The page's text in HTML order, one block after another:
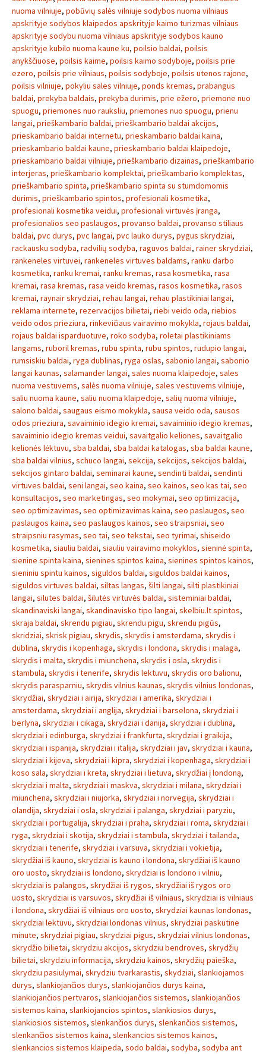
nuoma vilniuje, pobūvių salės vilniuje sodybos nuoma vilniaus
apskrityje sodybos klaipedos apskrityje kaimo turizmas vilniaus
apskrityje sodybu nuoma vilniaus apskrityje sodybos kauno
apskrityje kubilo nuoma kaune ku, poilsio baldai, poilsis
anykščiuose, poilsis kaime, poilsis kaimo sodyboje, poilsis prie
ezero, poilsis prie vilniaus, poilsis sodyboje, poilsis utenos rajone,
poilsis vilniuje, pokyliu sales vilniuje, ponds kremas, prabangus
baldai, prekyba baldais, prekyba durimis, prie ežero, priemone nuo
spuogu, priemones nuo rauksliu, priemones nuo spuogu, prienu
langai, prieškambario baldai, prieškambario baldai akcijos,
prieskambario baldai internetu, prieskambario baldai kaina,
prieskambario baldai kaune, prieskambario baldai klaipedoje,
prieskambario baldai vilniuje, prieškambario dizainas, prieškambario
interjeras, prieškambario komplektai, prieškambario komplektas,
prieškambario spinta, prieškambario spinta su stumdomomis
durimis, prieškambario spintos, profesionali kosmetika,
profesionali kosmetika veidui, profesionali virtuvės įranga,
profesionalios seo paslaugos, provanso baldai, provanso stiliaus
baldai, pvc durys, pvc langai, pvc lauko durys, pygus skrydziai,
rackausku sodyba, radvilių sodyba, raguvos baldai, rainer skrydziai,
rankeneles virtuvei, rankeneles virtuves baldams, ranku darbo
kosmetika, ranku kremai, ranku kremas, rasa kosmetika, rasa
kremai, rasa kremas, rasa veido kremas, rasos kosmetika, rasos
kremai, raynair skrydziai, rehau langai, rehau plastikiniai langai,
reklama internete, rezervacijos bilietai, riebi veido oda, riebios
veido odos prieziura, rinkevičiaus vairavimo mokykla, rojaus baldai,
rojaus baldai isparduotuve, roko sodyba, roletai plastikiniams
langams, ruboril kremas, rubu spinta, rubu spintos, rudupio langai,
rumsiskiu baldai, ryga dublinas, ryga oslas, sabonio langai, sabonio
langai kaunas, salamander langai, sales nuoma klaipedoje, sales
nuoma vestuvems, salės nuoma vilniuje, sales vestuvems vilniuje,
saliu nuoma kaune, saliu nuoma klaipedoje, salių nuoma vilniuje,
salono baldai, saugaus eismo mokykla, sausa veido oda, sausos
odos prieziura, savaiminio idegio kremai, savaiminio idegio kremas,
savaiminio idegio kremas veidui, savaitgalio keliones, savaitgalio
kelionės lėktuvu, sba baldai, sba baldai katalogas, sba baldai kaune,
sba baldai vilnius, schuco langai, sekcija, sekcijos, sekcijos baldai,
sekcijos gintaro baldai, seminarai kaune, sendinti baldai, sendinti
virtuves baldai, seni langai, seo kaina, seo kainos, seo kas tai, seo
konsultacijos, seo marketingas, seo mokymai, seo optimizacija,
seo optimizavimas, seo optimizavimas kaina, seo paslaugos, seo
paslaugos kaina, seo paslaugos kainos, seo straipsniai, seo
straipsniu rasymas, seo tai, seo tekstai, seo tyrimai, shiseido
kosmetika, siauliu baldai, siauliu vairavimo mokyklos, sieninė spinta,
sienine spinta kaina, sienines spintos kaina, sienines spintos kainos,
sieniniu spintu kainos, siguldos baldai, siguldos baldai kainos,
siguldos virtuves baldai, siltas langas, šilti langai, silti plastikiniai
langai, silutes baldai, šilutės virtuvės baldai, sisteminiai baldai,
skandinaviski langai, skandinavisko tipo langai, skelbiu.lt spintos,
skraja baldai, skrendu pigiau, skrendu pigu, skrendu pigūs,
skridziai, skrisk pigiau, skrydis, skrydis i amsterdama, skrydis i
dublina, skrydis i kopenhaga, skrydis i londona, skrydis i malaga,
skrydis i malta, skrydis i miunchena, skrydis i osla, skrydis i
stambula, skrydis i tenerife, skrydis lektuvu, skrydis oro balionu,
skrydis parasparniu, skrydis vilnius kaunas, skrydis vilnius londonas,
skrydžiai, skrydziai i airija, skrydziai i amerika, skrydziai i
amsterdama, skrydziai i anglija, skrydziai i barselona, skrydziai i
berlyna, skrydziai i cikaga, skrydziai i danija, skrydziai i dublina,
skrydziai i edinburga, skrydziai i frankfurta, skrydziai i graikija,
skrydziai i ispanija, skrydziai i italija, skrydziai i jav, skrydziai i kauna,
skrydziai i kijeva, skrydziai i kipra, skrydziai i kopenhaga, skrydziai i
koso sala, skrydziai i kreta, skrydziai i lietuva, skrydžiai į londoną,
skrydziai i malta, skrydziai i maskva, skrydziai i milana, skrydziai i
miunchena, skrydziai i niujorka, skrydziai i norvegija, skrydziai i
olandija, skrydziai i osla, skrydziai i palanga, skrydziai i paryziu,
skrydziai i portugalija, skrydziai i praha, skrydziai i roma, skrydziai i
ryga, skrydziai i skotija, skrydziai i stambula, skrydziai i tailanda,
skrydziai i tenerife, skrydziai i varsuva, skrydziai i vokietija,
skrydžiai iš kauno, skrydziai is kauno i londona, skrydžiai iš kauno
oro uosto, skrydziai is londono, skrydziai is londono i vilniu,
skrydziai is palangos, skrydžiai iš rygos, skrydžiai iš rygos oro
uosto, skrydziai is varsuvos, skrydžiai iš vilniaus, skrydziai is vilniaus
i londona, skrydžiai iš vilniaus oro uosto, skrydziai kaunas londonas,
skrydziai lektuvu, skrydziai londonas vilnius, skrydziai paskutine
minute, skrydziai pigiau, skrydziai pigus, skrydziai vilnius londonas,
skrydžio bilietai, skrydziu akcijos, skrydziu bendroves, skrydžių
bilietai, skrydziu informacija, skrydziu kainos, skrydžių paieška,
skrydziu pasiulymai, skrydziu tvarkarastis, skydziai, slankiojamos
durys, slankiojančios durys, slankiojančios durys kaina,
slankiojančios pertvaros, slankiojančios sistemos, slankiojančios
sistemos kaina, slankiojancios spintos, slankiosios durys,
slankiosios sistemos, slenkančios durys, slenkančios sistemos,
slenkančios sistemos kaina, slenkancios sistemos kainos,
slenkancios sistemos klaipeda, sodo baldai, sodyba, sodyba ant